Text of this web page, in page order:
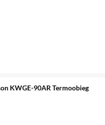
KWGE-90AR Termoobieg